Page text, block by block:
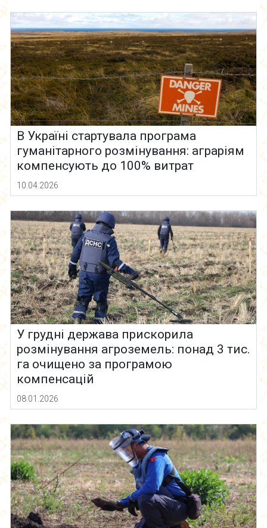
В Україні стартувала програма
гуманітарного розмінування: аграріям
компенсують до 100% витрат
10.04.2026
У грудні держава прискорила
розмінування агроземель: понад 3 тис.
га очищено за програмою
компенсацій
08.01.2026